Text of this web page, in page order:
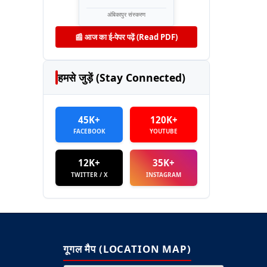
अंबिकापुर संस्करण
📰 आज का ई-पेपर पढ़ें (Read PDF)
हमसे जुड़ें (Stay Connected)
45K+
FACEBOOK
120K+
YOUTUBE
12K+
TWITTER / X
35K+
INSTAGRAM
गूगल मैप (LOCATION MAP)